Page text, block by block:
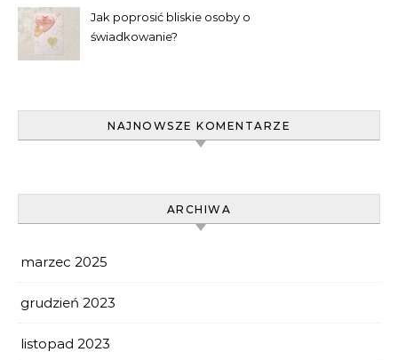
Jak poprosić bliskie osoby o
świadkowanie?
NAJNOWSZE KOMENTARZE
ARCHIWA
marzec 2025
grudzień 2023
listopad 2023